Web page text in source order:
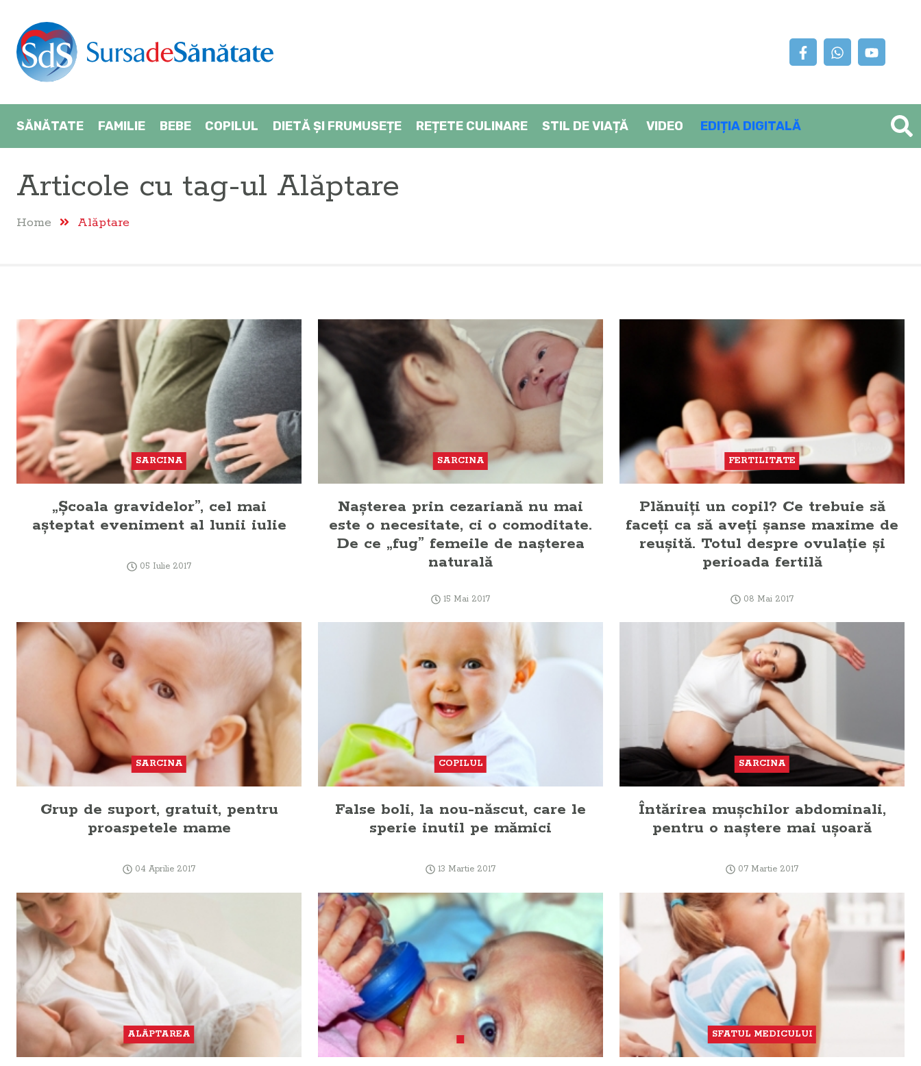
SĂNĂTATE FAMILIE BEBE COPILUL DIETĂ ŞI FRUMUSEȚE REȚETE CULINARE STIL DE VIAȚĂ VIDEO EDIȚIA DIGITALĂ
Articole cu tag-ul Alăptare
Home Alăptare
SARCINA
„Şcoala gravidelor”, cel mai
aşteptat eveniment al lunii iulie
05 Iulie 2017
SARCINA
Naşterea prin cezariană nu mai
este o necesitate, ci o comoditate.
De ce „fug” femeile de naşterea
naturală
15 Mai 2017
FERTILITATE
Plănuiţi un copil? Ce trebuie să
faceţi ca să aveţi şanse maxime de
reuşită. Totul despre ovulaţie şi
perioada fertilă
08 Mai 2017
SARCINA
Grup de suport, gratuit, pentru
proaspetele mame
04 Aprilie 2017
COPILUL
False boli, la nou-născut, care le
sperie inutil pe mămici
13 Martie 2017
SARCINA
Întărirea muşchilor abdominali,
pentru o naştere mai uşoară
07 Martie 2017
ALĂPTAREA SFATUL MEDICULUI